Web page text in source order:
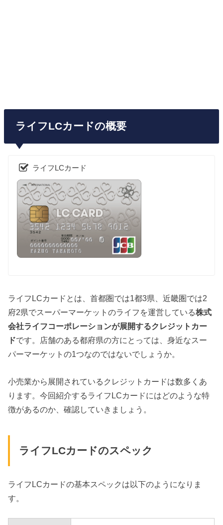
ライフLCカードの概要
ライフLCカード
ライフLCカードとは、首都圏では1都3県、近畿圏では2
府2県でスーパーマーケットのライフを運営している株式
会社ライフコーポレーションが展開するクレジットカー
ドです。店舗のある都府県の方にとっては、身近なスー
パーマーケットの1つなのではないでしょうか。
小売業から展開されているクレジットカードは数多くあ
ります。今回紹介するライフLCカードにはどのような特
徴があるのか、確認していきましょう。
ライフLCカードのスペック
ライフLCカードの基本スペックは以下のようになりま
す。